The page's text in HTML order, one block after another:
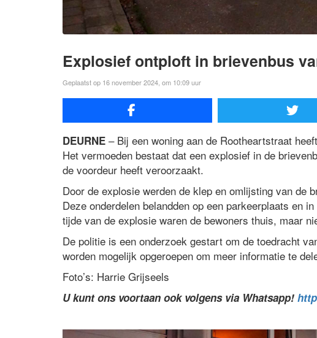
Explosief ontploft in brievenbus
Geplaatst op 16 november 2024, om 10:09 uur
DEURNE – Bij een woning aan de Rootheartstraat
Het vermoeden bestaat dat een explosief in de
de voordeur heeft veroorzaakt.
Door de explosie werden de klep en omlijsting van de
Deze onderdelen belandden op een parkeerplaats en
tijde van de explosie waren de bewoners thuis, maar
De politie is een onderzoek gestart om de toedracht
worden mogelijk opgeroepen om meer informatie te
Foto’s: Harrie Grijseels
U kunt ons voortaan ook volgens via Whatsapp!